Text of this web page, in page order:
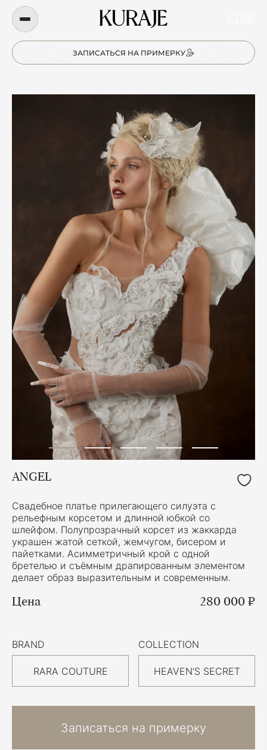
ЗАПИСАТЬСЯ НА ПРИМЕРКУ
ANGEL
Свадебное платье прилегающего силуэта с
рельефным корсетом и длинной юбкой со
шлейфом. Полупрозрачный корсет из жаккарда
украшен жатой сеткой, жемчугом, бисером и
пайетками. Асимметричный крой с одной
бретелью и съёмным драпированным элементом
делает образ выразительным и современным.
Цена 280 000 ₽
BRAND
RARA COUTURE
COLLECTION
HEAVEN'S SECRET
Записаться на примерку